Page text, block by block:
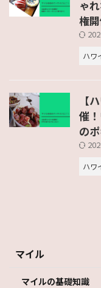
ゃ
権開
ハワ
【
催
の
ハワ
マイル
マイルの基礎知識